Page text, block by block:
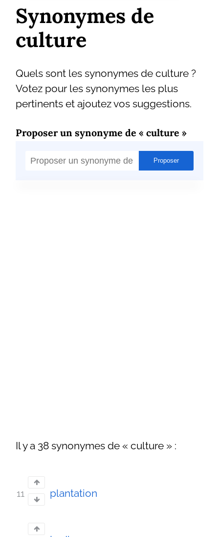
Synonymes de
culture
Quels sont les synonymes de culture ?
Votez pour les synonymes les plus
pertinents et ajoutez vos suggestions.
Proposer un synonyme de « culture »
Il y a 38 synonymes de « culture » :
11 plantation